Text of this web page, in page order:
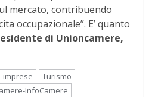
mercato, contribuendo
occupazionale”. E’ quanto
di Unioncamere,
imprese
Turismo
InfoCamere